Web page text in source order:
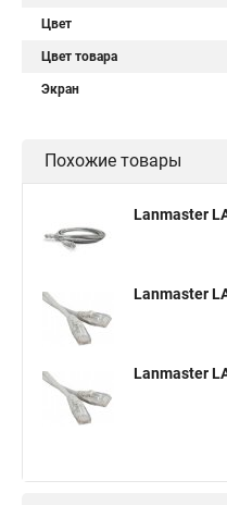
Цвет
Цвет товара
Экран
Похожие товары
Lanmaster
Lanmaster
Lanmaster